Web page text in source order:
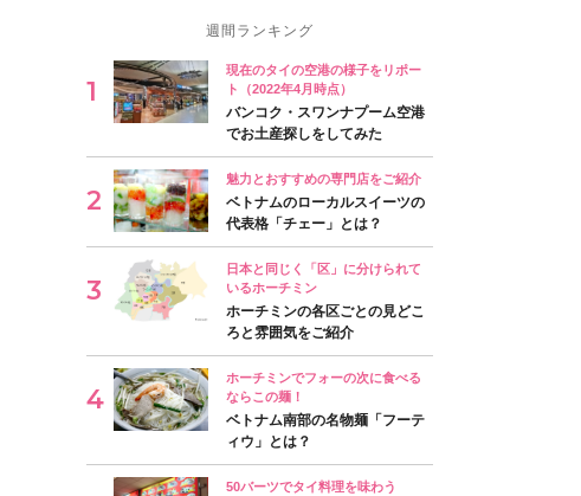
週間ランキング
現在のタイの空港の様子をリポー
ト（2022年4月時点）
バンコク・スワンナプーム空港
でお土産探しをしてみた
魅力とおすすめの専門店をご紹介
ベトナムのローカルスイーツの
代表格「チェー」とは？
日本と同じく「区」に分けられて
いるホーチミン
ホーチミンの各区ごとの見どこ
ろと雰囲気をご紹介
ホーチミンでフォーの次に食べる
ならこの麺！
ベトナム南部の名物麺「フーテ
ィウ」とは？
50バーツでタイ料理を味わう